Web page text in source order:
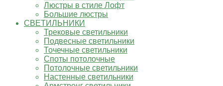
Люстры в стиле Лофт
Большие люстры
СВЕТИЛЬНИКИ
Трековые светильники
Подвесные светильники
Точечные светильники
Споты потолочные
Потолочные светильники
Настенные светильники